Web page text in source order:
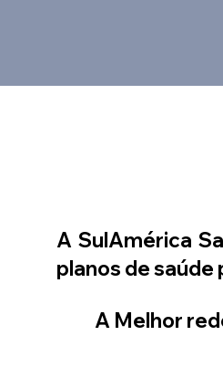
A SulAmérica
planos de saúde
A Melhor